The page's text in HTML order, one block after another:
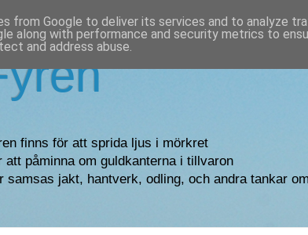
finns för att sprida ljus i mörkret
att påminna om guldkanterna i tillvaron
samsas jakt, hantverk, odling, och andra tankar
from Google to deliver its services and to analyze
along with performance and security metrics to
and address abuse.